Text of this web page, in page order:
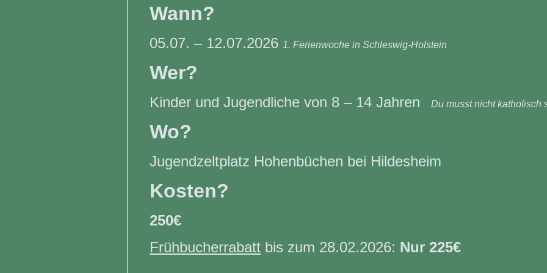
Wann?
05.07. – 12.07.2026 1. Ferienwoche in Schleswig-Holstein
Wer?
Kinder und Jugendliche von 8 – 14 Jahren Du musst nicht katholisch
Wo?
Jugendzeltplatz Hohenbüchen bei Hildesheim
Kosten?
250€
Frühbucherrabattbis zum 28.02.2026: Nur 225€